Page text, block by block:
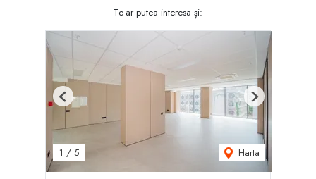
Te-ar putea interesa și:
1 / 5 Harta
Previous Next